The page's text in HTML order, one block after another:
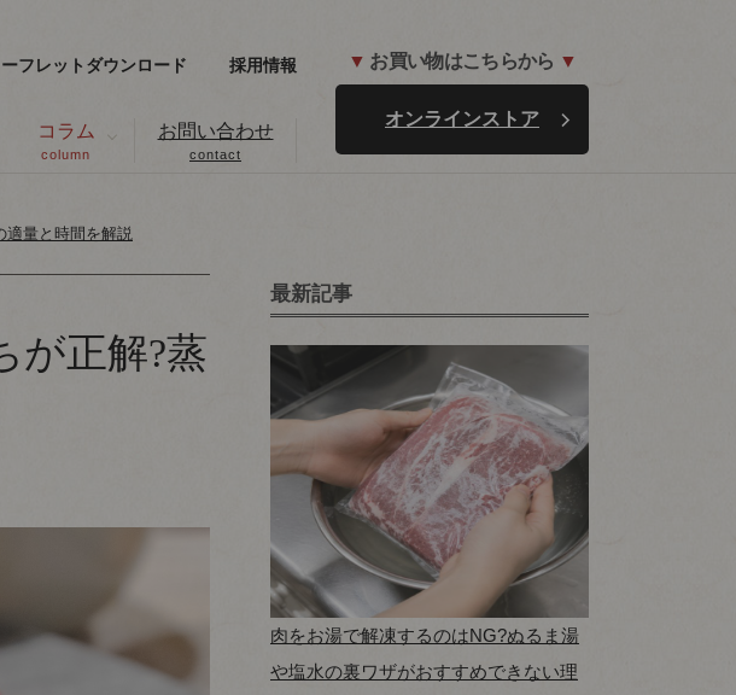
ーフレットダウンロード 採用情報
コラム
column
お問い合わせ
contact
▼ お買い物はこちらから ▼
オンラインストア
適量と時間を解説
が正解?蒸
最新記事
肉をお湯で解凍するのはNG?ぬるま湯
や塩水の裏ワザがおすすめできない理